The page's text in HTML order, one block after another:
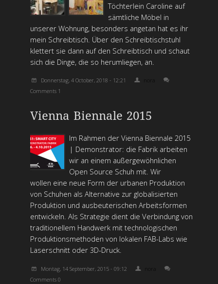
Töchterlein Caroline auf
sämtliche Möbel in
unserer Wohnung, besonders angetan hat es ihr
mein Schreibtisch. Über den Schreibtischstuhl
klettert sie dann auf den Schreibtisch und schaut
sich die Dinge, die so herumliegen, an.
Donnerstag, 4 October, 2018 - 12:21
Comments 1
Vienna Biennale 2015
Im Rahmen der Vienna Biennale 2015
| Demonstrator: die Fabrik arbeiten
wir an einem außergewöhnlichen
Open Source Schuh mit. Wir
wollen eine neue Form der urbanen Produktion
von Schuhen als Alternative zur globalisierten
Produktion und ausbeuterischen Arbeitsformen
entwickeln. Als Strategie dient die Verbindung von
traditionellem Handwerk mit technologischen
Produktionsmethoden von lokalen FAB-Labs wie
Laserschnitt oder 3D-Druck.
Montag, 14 September, 2015 - 09:12
Comments 0